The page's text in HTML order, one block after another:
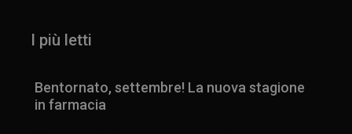
I più letti
Bentornato, settembre! La nuova stagione
in farmacia